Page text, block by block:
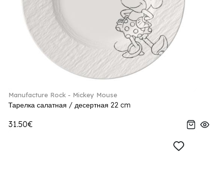
Manufacture Rock - Mickey Mouse
Тарелка салатная / десертная 22 cm
31.50€